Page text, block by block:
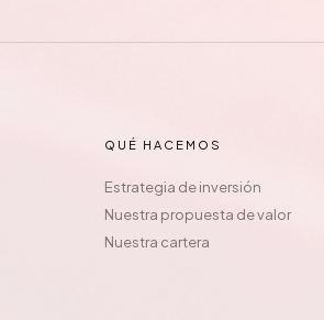
QUÉ HACEMOS
Estrategia de inversión
Nuestra propuesta de valor
Nuestra cartera